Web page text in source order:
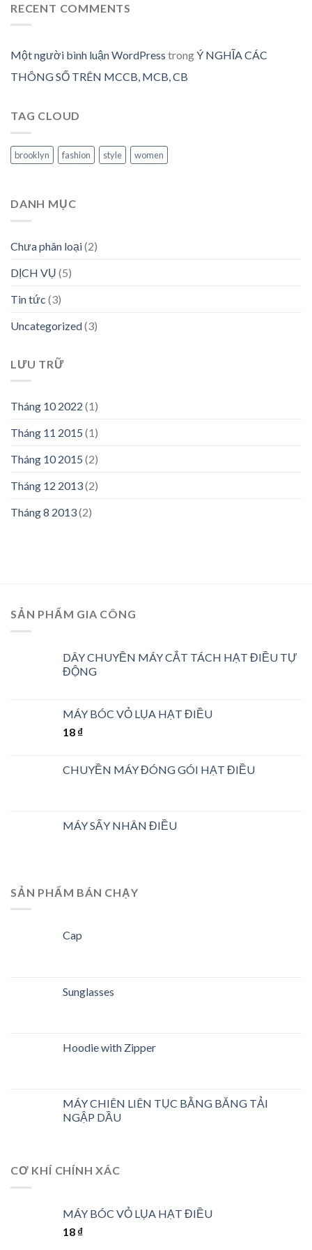
RECENT COMMENTS
Một người bình luận WordPress trongÝ NGHĨA CÁC
THÔNG SỐ TRÊN MCCB, MCB, CB
TAG CLOUD
brooklyn fashion style women
DANH MỤC
Chưa phân loại(2)
DỊCH VỤ (5)
Tin tức (3)
Uncategorized(3)
LƯU TRỮ
Tháng 10 2022 (1)
Tháng 11 2015 (1)
Tháng 10 2015 (2)
Tháng 12 2013(2)
Tháng 8 2013(2)
SẢN PHẨM GIA CÔNG
DÂY CHUYỀN MÁY CẮT TÁCH HẠT ĐIỀU TỰ
ĐỘNG
MÁY BÓC VỎ LỤA HẠT ĐIỀU
18 ₫
CHUYỀN MÁY ĐÓNG GÓI HẠT ĐIỀU
MÁY SẤY NHÂN ĐIỀU
SẢN PHẨM BÁN CHẠY
Cap
Sunglasses
Hoodie with Zipper
MÁY CHIÊN LIÊN TỤC BẰNG BĂNG TẢI
NGẬP DẦU
CƠ KHÍ CHÍNH XÁC
MÁY BÓC VỎ LỤA HẠT ĐIỀU
18 ₫